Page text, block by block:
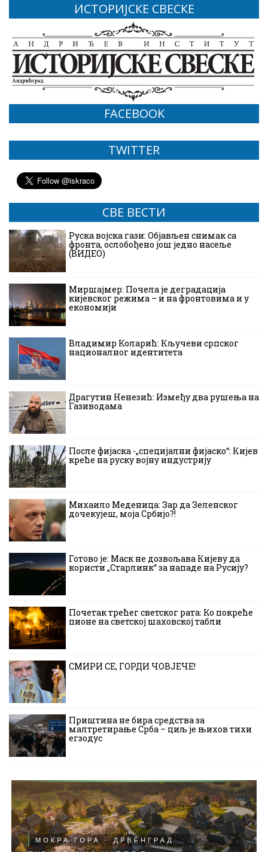
ИСТОРИЈСКЕ СВЕСКЕ
FACEBOOK
TWITTER
СВЕ ВЕСТИ
Руска војска гази: Објављен снимак са
фронта, ослобођено још једно насеље
(ВИДЕО)
Миршајмер: Почела је деградација
кијевског режима – и на фронтовима и у
економији
Владимир Коларић: Кључеви српског
националног идентитета
Драгутин Ненезић: Између два рушења на
Газиводама
После фијаска -„специјални фијаско“: Кијев
креће на руску војну индустрију
Михаило Меденица: Зар да Зеленског
дочекујеш, моја Србијо?!
Готово је: Маск не дозвољава Кијеву да
користи „Старлинк“ за нападе на Русију?
Почетак трећег светског рата: Ко покреће
пионе на светској шаховској табли
СМИРИ СЕ, ГОРДИ ЧОВЈЕЧЕ!
Приштина не бира средства за
малтретирање Срба – циљ је њихов тихи
егзодус